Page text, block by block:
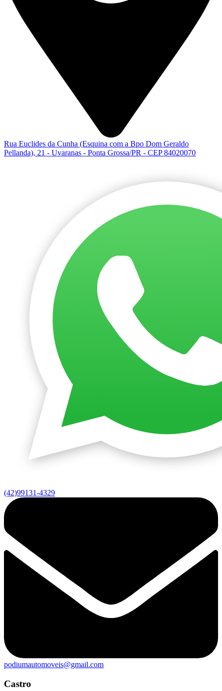
Rua Euclides da Cunha (Esquina com a Bpo Dom Geraldo
Pellanda), 21 - Uvaranas - Ponta Grossa/PR - CEP 84020070
(42)99131-4329
podiumautomoveis@gmail.com
Castro